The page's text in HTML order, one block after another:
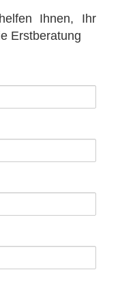
Ihnen, Ihr
Erstberatung